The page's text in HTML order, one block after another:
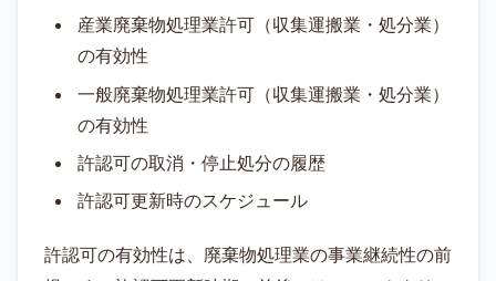
産業廃棄物処理業許可（収集運搬業・処分業）
の有効性
一般廃棄物処理業許可（収集運搬業・処分業）
の有効性
許認可の取消・停止処分の履歴
許認可更新時のスケジュール
許認可の有効性は、廃棄物処理業の事業継続性の前